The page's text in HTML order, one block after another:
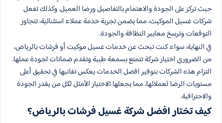
حيث تركز على الجودة والاهتمام بالتفاصيل ورضا العميل. وكذلك تفعل
شركات غسيل الموكيت، مما يضمن تجربة خدمة عملاء استثنائية، تتجاوز
التوقعات وترسخ معايير النظافة والجودة.
في النهاية، سواء كنت تبحث عن خدمات غسيل موكيت أو فرشات بالرياض،
من الضروري اختيار شركة تتمتع بسمعة طيبة وتقدم ضمانات لجودة عملها.
التزام هذه الشركات بتوفير افضل الخدمات يعكس تفانيها في تحقيق أعلى
مستويات الرضا لعملائها، مما يجعلها الاختيار الأمثل لكل من يقدر الجودة
والاحترافية.
كيف تختار افضل شركة غسيل فرشات بالرياض؟